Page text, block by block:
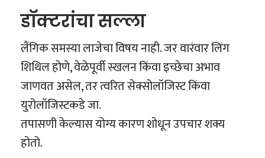
डॉक्टरांचा सल्ला
लैंगिक समस्या लाजेचा विषय नाही. जर वारंवार लिंग
शिथिल होणे, वेळेपूर्वी स्खलन किंवा इच्छेचा अभाव
जाणवत असेल, तर त्वरित सेक्सोलॉजिस्ट किंवा
युरोलॉजिस्टकडे जा.
तपासणी केल्यास योग्य कारण शोधून उपचार शक्य
होतो.